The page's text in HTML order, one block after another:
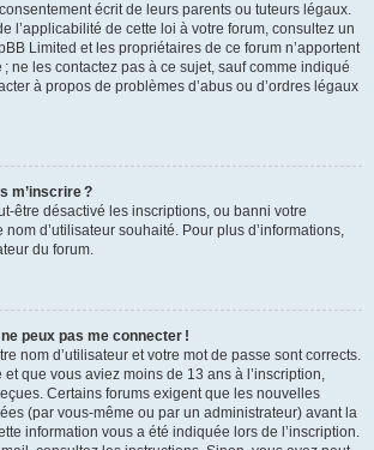
écrit de leurs parents ou tuteurs légaux.
l’applicabilité de cette loi à votre forum, consultez un
Limited et les propriétaires de ce forum n’apportent
; ne les contactez pas à ce sujet, sauf comme indiqué
à propos de problèmes d’abus ou d’ordres légaux
m’inscrire ?
être désactivé les inscriptions, ou banni votre
nom d’utilisateur souhaité. Pour plus d’informations,
du forum.
peux pas me connecter !
nom d’utilisateur et votre mot de passe sont corrects.
et que vous aviez moins de 13 ans à l’inscription,
Certains forums exigent que les nouvelles
(par vous-même ou par un administrateur) avant la
information vous a été indiquée lors de l’inscription.